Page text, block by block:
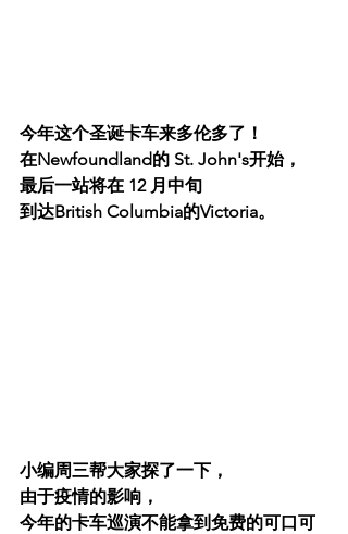
今年这个圣诞卡车来多伦多了！
在Newfoundland的 St. John's开始，
最后一站将在 12 月中旬
到达British Columbia的Victoria。
小编周三帮大家探了一下，
由于疫情的影响，
今年的卡车巡演不能拿到免费的可口可